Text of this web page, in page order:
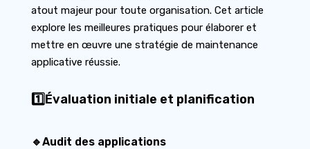
atout majeur pour toute organisation. Cet article
explore les meilleures pratiques pour élaborer et
mettre en œuvre une stratégie de maintenance
applicative réussie.
1️⃣Évaluation initiale et planification
🔹Audit des applications